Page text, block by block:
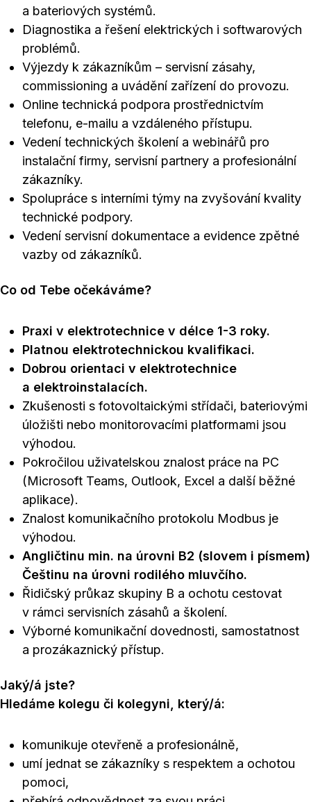
a bateriových systémů.
Diagnostika a řešení elektrických i softwarových
problémů.
Výjezdy k zákazníkům – servisní zásahy,
commissioning a uvádění zařízení do provozu.
Online technická podpora prostřednictvím
telefonu, e-mailu a vzdáleného přístupu.
Vedení technických školení a webinářů pro
instalační firmy, servisní partnery a profesionální
zákazníky.
Spolupráce s interními týmy na zvyšování kvality
technické podpory.
Vedení servisní dokumentace a evidence zpětné
vazby od zákazníků.
Co od Tebe očekáváme?
Praxi v elektrotechnice v délce 1-3 roky.
Platnou elektrotechnickou kvalifikaci.
Dobrou orientaci v elektrotechnice
a elektroinstalacích.
Zkušenosti s fotovoltaickými střídači, bateriovými
úložišti nebo monitorovacími platformami jsou
výhodou.
Pokročilou uživatelskou znalost práce na PC
(Microsoft Teams, Outlook, Excel a další běžné
aplikace).
Znalost komunikačního protokolu Modbus je
výhodou.
Angličtinu min. na úrovni B2 (slovem i písmem)
Češtinu na úrovni rodilého mluvčího.
Řidičský průkaz skupiny B a ochotu cestovat
v rámci servisních zásahů a školení.
Výborné komunikační dovednosti, samostatnost
a prozákaznický přístup.
Jaký/á jste?
Hledáme kolegu či kolegyni, který/á:
komunikuje otevřeně a profesionálně,
umí jednat se zákazníky s respektem a ochotou
pomoci,